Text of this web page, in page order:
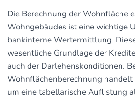
Die Berechnung der Wohnfläche
Wohngebäudes ist eine wichtige
bankinterne Wertermittlung.
wesentliche Grundlage der
auch der Darlehenskonditionen.
Wohnflächenberechnung handelt
um eine tabellarische Auflistung